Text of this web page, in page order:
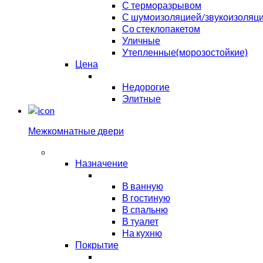
С терморазрывом
С шумоизоляцией/
Со стеклопакетом
Уличные
Утепленные(морозостойкие)
Цена
Недорогие
Элитные
Межкомнатные двери
Назначение
В ванную
В гостиную
В спальню
В туалет
На кухню
Покрытие